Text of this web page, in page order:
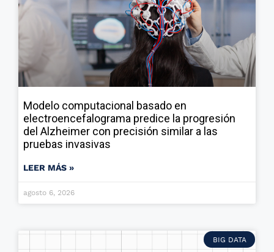
Modelo computacional basado en
electroencefalograma predice la progresión
del Alzheimer con precisión similar a las
pruebas invasivas
LEER MÁS »
agosto 6, 2026
BIG DATA